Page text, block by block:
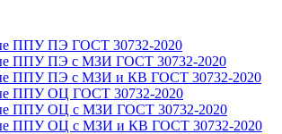
ППУ ПЭ ГОСТ 30732-2020
ППУ ПЭ с МЗИ ГОСТ 30732-2020
ППУ ПЭ с МЗИ и КВ ГОСТ 30732-2020
ППУ ОЦ ГОСТ 30732-2020
ППУ ОЦ с МЗИ ГОСТ 30732-2020
ППУ ОЦ с МЗИ и КВ ГОСТ 30732-2020